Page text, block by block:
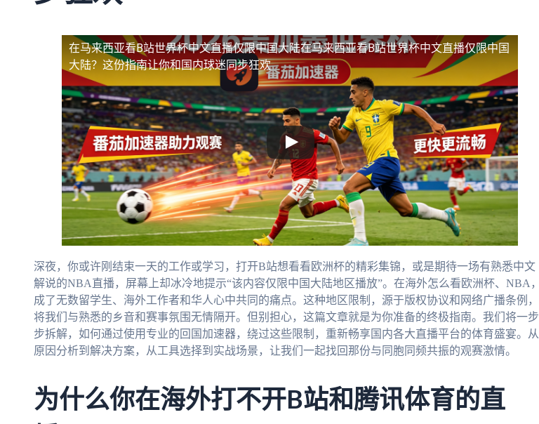
在马来西亚看B站世界杯中文直播仅限中国大陆在马来西亚看B站世界杯中文直播仅限中国
大陆？这份指南让你和国内球迷同步狂欢
深夜，你或许刚结束一天的工作或学习，打开B站想看看欧洲杯的精彩集锦，或是期待一场有熟悉中文
解说的NBA直播，屏幕上却冰冷地提示“该内容仅限中国大陆地区播放”。在海外怎么看欧洲杯、NBA，
成了无数留学生、海外工作者和华人心中共同的痛点。这种地区限制，源于版权协议和网络广播条例，
将我们与熟悉的乡音和赛事氛围无情隔开。但别担心，这篇文章就是为你准备的终极指南。我们将一步
步拆解，如何通过使用专业的回国加速器，绕过这些限制，重新畅享国内各大直播平台的体育盛宴。从
原因分析到解决方案，从工具选择到实战场景，让我们一起找回那份与同胞同频共振的观赛激情。
为什么你在海外打不开B站和腾讯体育的直